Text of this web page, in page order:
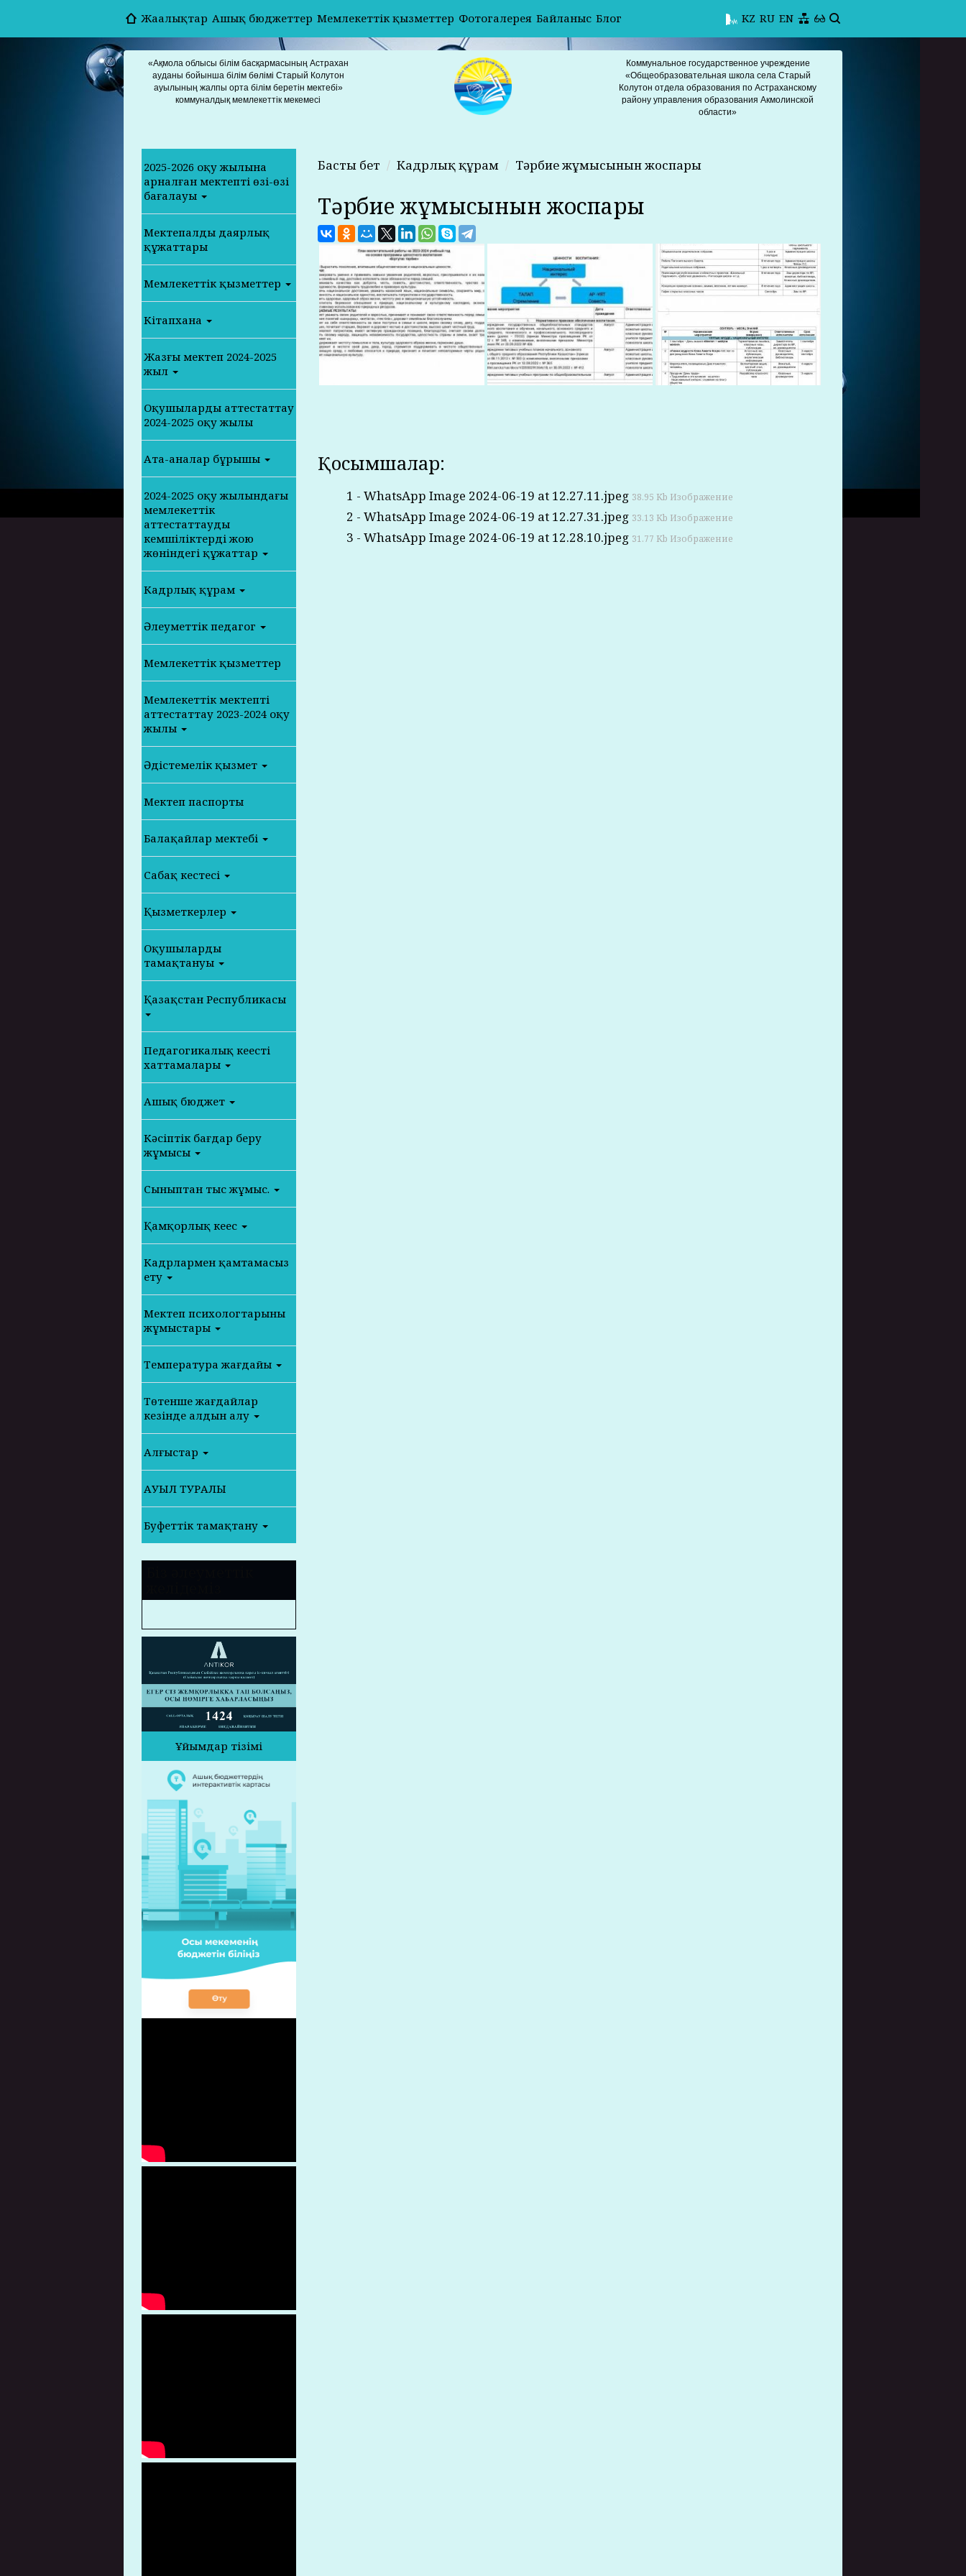
Жаңалықтар Ашық бюджеттер Мемлекеттік қызметтер Фотогалерея Байланыс Блог EN
RU
KZ
«Ақмола облысы білім басқармасының Астрахан
ауданы бойынша білім бөлімі Старый Колутон
ауылының жалпы орта білім беретін мектебі»
коммуналдық мемлекеттік мекемесі
Коммунальное государственное учреждение
«Общеобразовательная школа села Старый
Колутон отдела образования по Астраханскому
району управления образования Акмолинской
области»
2025-2026 оқу жылына
арналған мектептің өзің-өзі
бағалауы
Мектепалды даярлық
құжаттары
Мемлекеттік қызметтер
Кітапхана
Жазғы мектеп 2024-2025
жыл
Оқушыларды аттестаттау
2024-2025 оқу жылы
Ата-аналар бұрышы
2024-2025 оқу жылындағы
мемлекеттік
аттестаттаудың
кемшіліктерді жою
жөніндегі құжаттар
Кадрлық құрам
Әлеуметтік педагог
Мемлекеттік қызметтер
Мемлекеттік мектепті
аттестаттау 2023-2024 оқу
жылы
Әдістемелік қызмет
Мектеп паспорты
Балақайлар мектебі
Сабақ кестесі
Қызметкерлер
Оқушылардың
тамақтануы
Қазақстан Республикасы
Педагогикалық кеңестің
хаттамалары
Ашық бюджет
Кәсіптік бағдар беру
жұмысы
Сыныптан тыс жұмыс.
Қамқорлық кеңес
Кадрлармен қамтамасыз
ету
Мектеп психологтарының
жұмыстары
Температура жағдайы
Төтенше жағдайлар
кезінде алдын алу
Алғыстар
АУЫЛ ТУРАЛЫ
Буфеттік тамақтану
Ұйымдар тізімі
Басты бет Кадрлық құрам Тәрбие жұмысынын жоспары
Тәрбие жұмысынын жоспары
Қосымшалар:
1 - WhatsApp Image 2024-06-19 at 12.27.11.jpeg 38.95 Kb Изображение
2 - WhatsApp Image 2024-06-19 at 12.27.31.jpeg 33.13 Kb Изображение
3 - WhatsApp Image 2024-06-19 at 12.28.10.jpeg 31.77 Kb Изображение